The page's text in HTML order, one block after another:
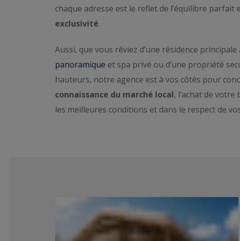
chaque adresse est le reflet de l’équilibre parfait
exclusivité.
Aussi, que vous rêviez d’une résidence
panoramique et spa privé ou d’une propriété
hauteurs, notre agence est à vos côtés pour
connaissance du marché local, l’achat de
les meilleures conditions et dans le respect de